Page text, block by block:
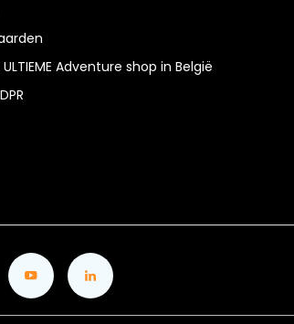
Adventure shop in België